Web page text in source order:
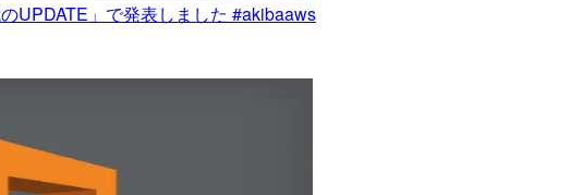
UPDATE」で発表しました #akibaaws